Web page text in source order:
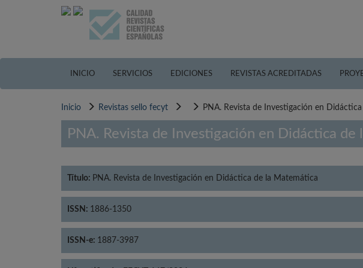
INICIO SERVICIOS EDICIONES REVISTAS ACREDITADAS
Inicio Revistas sello fecyt PNA. Revista de Investigación en
PNA. Revista de Investigación en Didáctica de
Título: PNA. Revista de Investigación en Didáctica de la Matemática
ISSN: 1886-1350
ISSN-e: 1887-3987